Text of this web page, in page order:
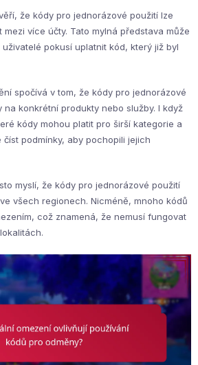
že kódy pro jednorázové použití lze
více účty. Tato mylná představa může
pokusí uplatnit kód, který již byl
spočívá v tom, že kódy pro jednorázové
na konkrétní produkty nebo služby. I když
kódy mohou platit pro širší kategorie a
číst podmínky, aby pochopili jejich
myslí, že kódy pro jednorázové použití
všech regionech. Nicméně, mnoho kódů
což znamená, že nemusí fungovat